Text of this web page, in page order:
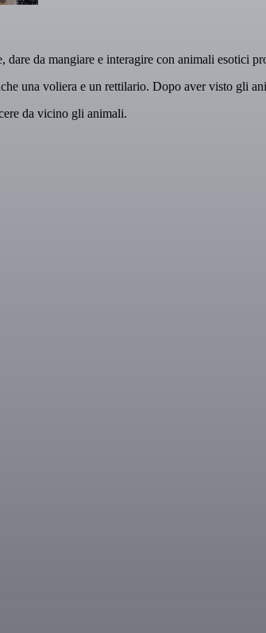
da mangiare e interagire con animali esotici
una voliera e un rettilario. Dopo aver visto gli
da vicino gli animali.